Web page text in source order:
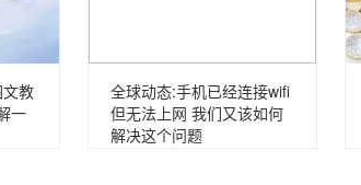
教
一
全球动态:手机已经连接wifi
但无法上网 我们又该如何
解决这个问题